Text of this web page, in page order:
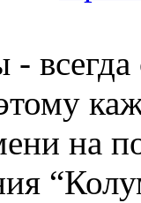
всегда
на